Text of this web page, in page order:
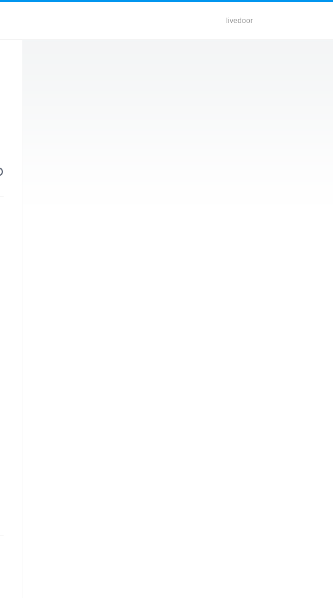
livedoor